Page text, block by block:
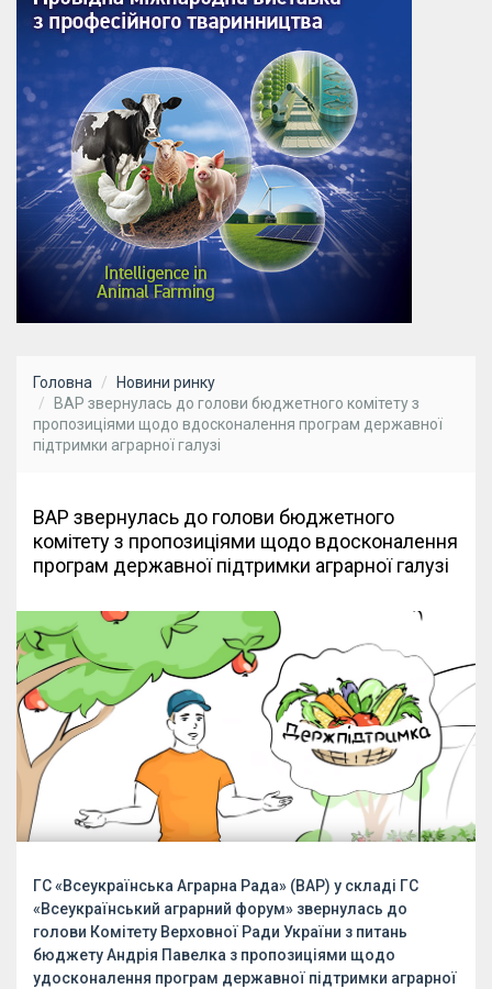
Головна
Новини ринку
ВАР звернулась до голови бюджетного комітету з
пропозиціями щодо вдосконалення програм державної
підтримки аграрної галузі
ВАР звернулась до голови бюджетного
комітету з пропозиціями щодо вдосконалення
програм державної підтримки аграрної галузі
ГС «Всеукраїнська Аграрна Рада» (ВАР) у складі ГС
«Всеукраїнський аграрний форум» звернулась до
голови Комітету Верховної Ради України з питань
бюджету Андрія Павелка з пропозиціями щодо
удосконалення програм державної підтримки аграрної